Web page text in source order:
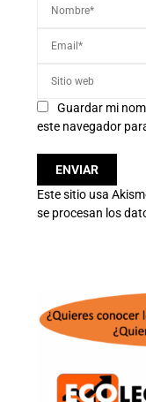
Guardar mi
este navegador
Este sitio usa
se procesan los